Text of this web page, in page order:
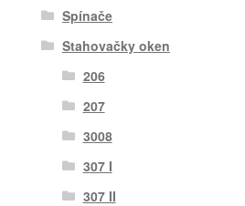
Spínače
Stahovačky oken
206
207
3008
307 I
307 II